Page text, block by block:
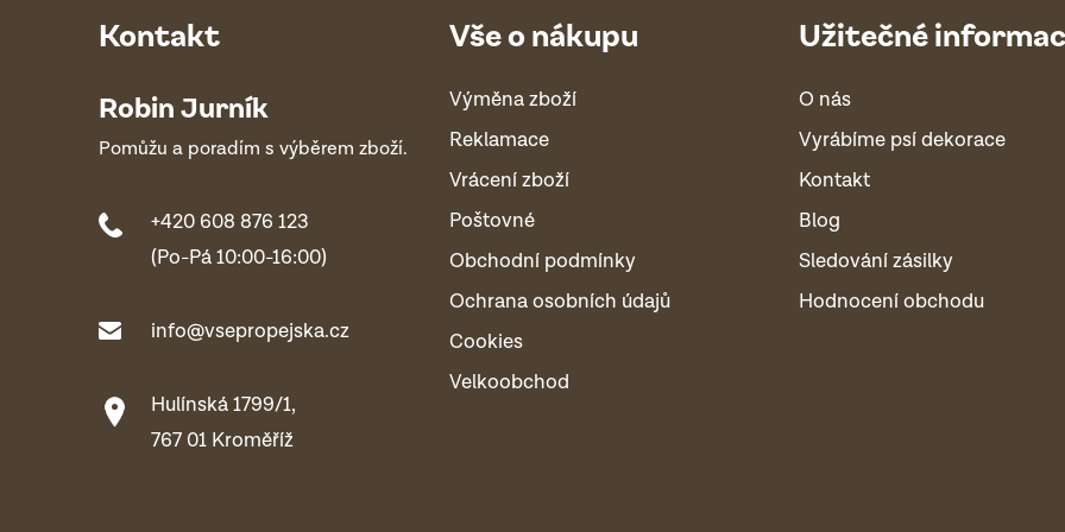
Kontakt
Robin Jurník
Pomůžu a poradím s výběrem zboží.
+420 608 876 123
(Po-Pá 10:00-16:00)
info@vsepropejska.cz
Hulínská 1799/1,
767 01 Kroměříž
Vše o nákupu
Výměna zboží
Reklamace
Vrácení zboží
Poštovné
Obchodní podmínky
Ochrana osobních údajů
Cookies
Velkoobchod
Užitečné
O nás
Vyrábíme psí dekorace
Kontakt
Blog
Sledování zásilky
Hodnocení obchodu